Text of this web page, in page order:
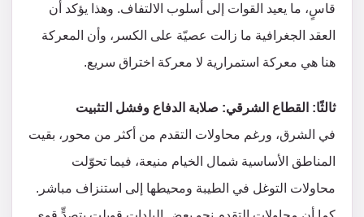
قاسٍ، ما يعيد القوات إلى أسلوب الالتفاف. وهذا يؤكد أن
العقد الجغرافية ما زالت عصيّة على الكسر، وأن المعركة
هنا هي معركة استمرارية لا معركة اختراق سريع.
ثالثًا: القطاع الشرقي: صلابة الدفاع وفشل التثبيت
في الشرق، ورغم محاولات التقدم من أكثر من محور، بقيت
المناطق الأساسية شمال الخيام منيعة، فيما تحوّلت
محاولات التوغل في الطيبة ومحيطها إلى استنزاف مباشر.